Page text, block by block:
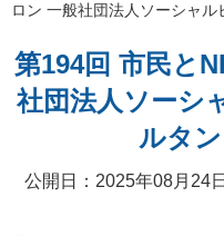
ロン 一般社団法人ソーシャ
第194回 市民と
社団法人ソーシ
ルタ
公開日：2025年08月24